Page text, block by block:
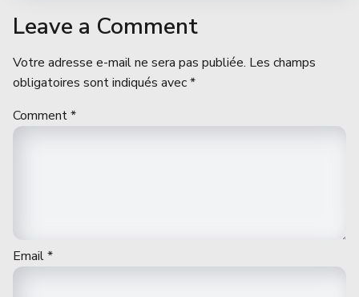
Leave a Comment
Votre adresse e-mail ne sera pas publiée. Les champs
obligatoires sont indiqués avec*
Comment*
Email*